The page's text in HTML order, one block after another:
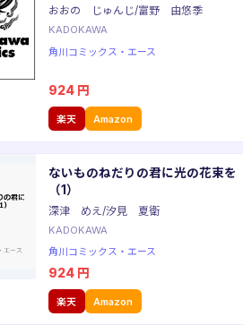
おおの じゅんじ/富野 由悠季
KADOKAWA
角川コミックス・エース
924 円
楽天 Amazon
ないものねだりの君に光の花束を
（1）
深津 めえ/汐見 夏衛
KADOKAWA
角川コミックス・エース
924 円
楽天 Amazon